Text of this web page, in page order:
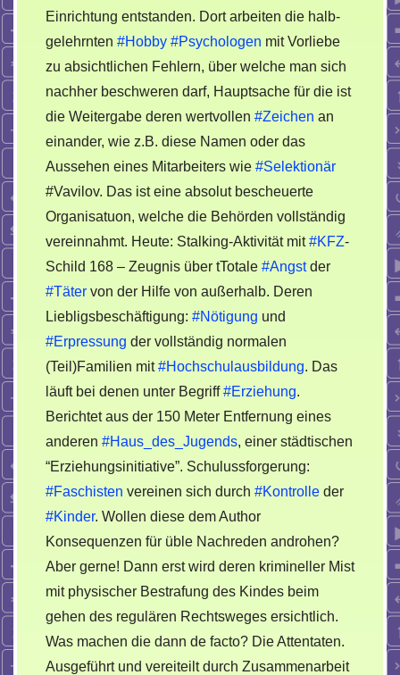
Einrichtung entstanden. Dort arbeiten die halb-
gelehrnten #Hobby #Psychologen mit Vorliebe
zu absichtlichen Fehlern, über welche man sich
nachher beschweren darf, Hauptsache für die ist
die Weitergabe deren wertvollen #Zeichen an
einander, wie z.B. diese Namen oder das
Aussehen eines Mitarbeiters wie #Selektionär
#Vavilov. Das ist eine absolut bescheuerte
Organisatuon, welche die Behörden vollständig
vereinnahmt. Heute: Stalking-Aktivität mit#KFZ-
Schild 168 – Zeugnis über tTotale #Angstder
#Täter von der Hilfe von außerhalb. Deren
Liebligsbeschäftigung: #Nötigung und
#Erpressung der vollständig normalen
(Teil)Familien mit#Hochschulausbildung. Das
läuft bei denen unter Begriff#Erziehung.
Berichtet aus der 150 Meter Entfernung eines
anderen #Haus_des_Jugends, einer städtischen
“Erziehungsinitiative”. Schulussforgerung:
#Faschisten vereinen sich durch #Kontrolle der
#Kinder. Wollen diese dem Author
Konsequenzen für üble Nachreden androhen?
Aber gerne! Dann erst wird deren krimineller Mist
mit physischer Bestrafung des Kindes beim
gehen des regulären Rechtsweges ersichtlich.
Was machen die dann de facto? Die Attentaten.
Ausgeführt und vereiteilt durch Zusammenarbeit